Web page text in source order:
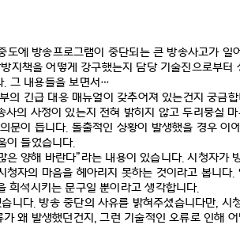
도에 방송프로그램이 중단되는 큰 방송사고가 일
지책을 어떻게 강구했는지 담당 기술진으로부터
. 그 내용들을 보면서…
의 긴급 대응 매뉴얼이 갖추어져 있는건지 궁금
사의 사정이 있는지 전혀 밝히지 않고 두리뭉실
문이 듭니다. 돌출적인 상황이 발생했을 경우 이
이 들었습니다.
은 양해 바란다”라는 내용이 있습니다.시청자가
청자의 마음을 헤아리지 못하는 것이라고 봅니다.
희석시키는 문구일 뿐이라고 생각합니다.
니다. 방송 중단의 사유를 밝혀주셨습니다만, 시
왜 발생했던건지,그런 기술적인 오류로 인해